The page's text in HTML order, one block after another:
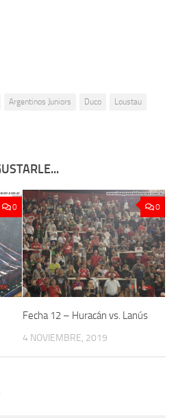
Argentinos Juniors Duco
Loustau
0 0
Fecha 12 – Huracán vs. Lanús
4 NOVIEMBRE, 2019